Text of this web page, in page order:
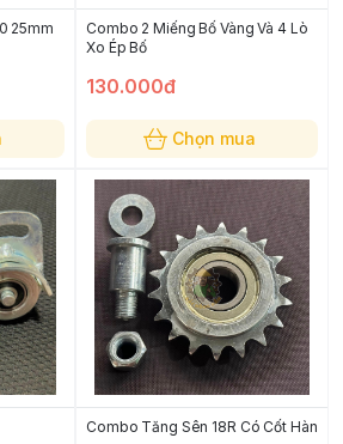
25mm
Combo 2 Miếng Bố Vàng Và 4 Lò
Xo Ép Bố
130.000đ
Chọn mua
Combo Tăng Sên 18R Có Cốt Hàn